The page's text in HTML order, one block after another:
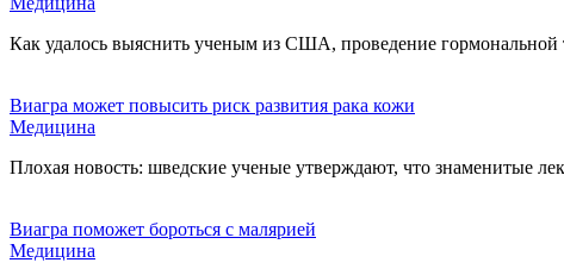
Как удалось выяснить ученым из США, проведение
Виагра может повысить риск развития рака кожи
Медицина
Плохая новость: шведские ученые утверждают, что знаменитые
Виагра поможет бороться с малярией
Медицина